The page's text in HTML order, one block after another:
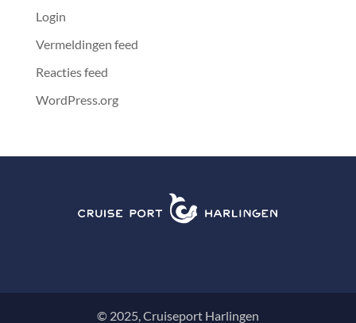
Login
Vermeldingen feed
Reacties feed
WordPress.org
© 2025, Cruiseport Harlingen